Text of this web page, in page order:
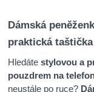
Dámská
praktická
Hledátestylovou a
pouzdrem na
neustále po ruce?